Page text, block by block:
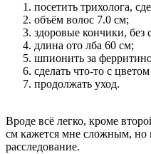
посетить трихолога,
объём волос 7.0 см;
здоровые кончики, без
длина ото лба 60 см;
шпионить за
сделать что-то с
продолжать уход.
Вроде всё легко, кроме
см кажется мне сложным, но
расследование.